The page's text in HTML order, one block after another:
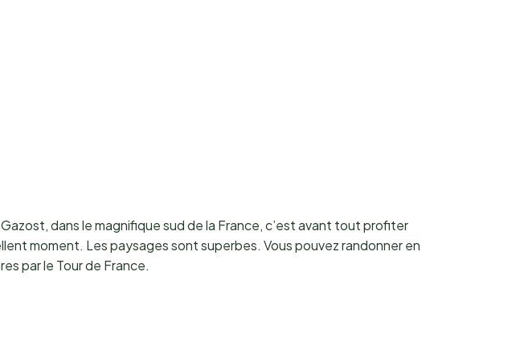
dans le magnifique sud de la France, c’est avant tout profiter
moment. Les paysages sont superbes. Vous pouvez randonner en
par le Tour de France.